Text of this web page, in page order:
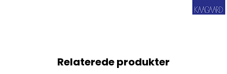
Relaterede produkter